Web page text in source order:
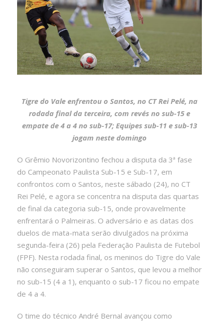
Tigre do Vale enfrentou o Santos, no CT Rei Pelé, na
rodada final da terceira, com revés no sub-15 e
empate de 4 a 4 no sub-17; Equipes sub-11 e sub-13
jogam neste domingo
O Grêmio Novorizontino fechou a disputa da 3ª fase
do Campeonato Paulista Sub-15 e Sub-17, em
confrontos com o Santos, neste sábado (24), no CT
Rei Pelé, e agora se concentra na disputa das quartas
de final da categoria sub-15, onde provavelmente
enfrentará o Palmeiras. O adversário e as datas dos
duelos de mata-mata serão divulgados na próxima
segunda-feira (26) pela Federação Paulista de Futebol
(FPF). Nesta rodada final, os meninos do Tigre do Vale
não conseguiram superar o Santos, que levou a melhor
no sub-15 (4 a 1), enquanto o sub-17 ficou no empate
de 4 a 4.
O time do técnico André Bernal avançou como